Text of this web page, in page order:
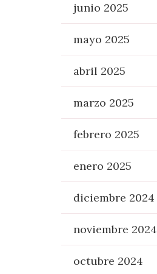
junio 2025
mayo 2025
abril 2025
marzo 2025
febrero 2025
enero 2025
diciembre 2024
noviembre 2024
octubre 2024